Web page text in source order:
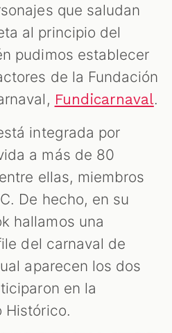
que saludan
al principio del
pudimos establecer
de la Fundación
Fundicarnaval.
integrada por
a más de 80
ellas, miembros
De hecho, en su
hallamos una
del carnaval de
aparecen los dos
en la
Histórico.